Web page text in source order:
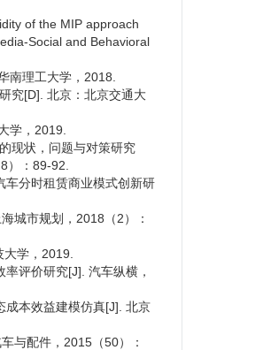
of the MIP approach
Social and Behavioral
理工大学，2018.
究[D]. 北京：北京交通大
学，2019.
现状，问题与对策研究
：89-92.
分时租赁商业模式创新研
城市规划，2018（2）：
学，2019.
评价研究[J]. 汽车纵横，
本效益建模仿真[J]. 北京
与配件，2015（50）：